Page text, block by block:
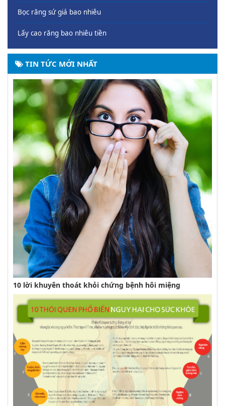
Bọc răng sứ giá bao nhiêu
Lấy cao răng bao nhiêu tiền
TIN TỨC MỚI NHẤT
10 lời khuyên thoát khỏi chứng bệnh hôi miệng